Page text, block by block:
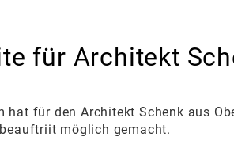
für Architekt
hat für den Architekt Schenk aus
möglich gemacht.